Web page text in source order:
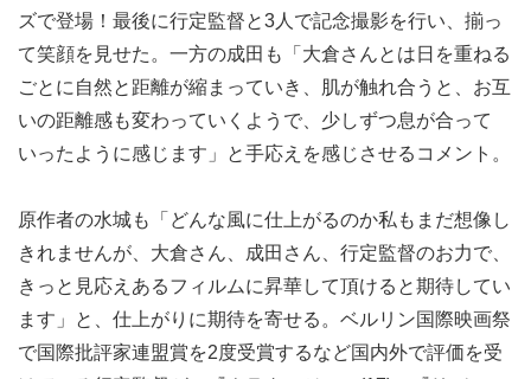
ズで登場！最後に行定監督と3人で記念撮影を行い、揃っ
て笑顔を見せた。一方の成田も「大倉さんとは日を重ねる
ごとに自然と距離が縮まっていき、肌が触れ合うと、お互
いの距離感も変わっていくようで、少しずつ息が合って
いったように感じます」と手応えを感じさせるコメント。
原作者の水城も「どんな風に仕上がるのか私もまだ想像し
きれませんが、大倉さん、成田さん、行定監督のお力で、
きっと見応えあるフィルムに昇華して頂けると期待してい
ます」と、仕上がりに期待を寄せる。ベルリン国際映画祭
で国際批評家連盟賞を2度受賞するなど国内外で評価を受